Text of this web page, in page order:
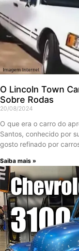
O Lincoln Town
Sobre Rodas
20/08/2024
O que era o carro do
Santos, conhecido por
gosto refinado por
Saiba mais »